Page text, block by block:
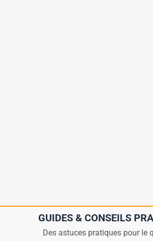
GUIDES & CONSEILS
Des astuces pratiques pour le